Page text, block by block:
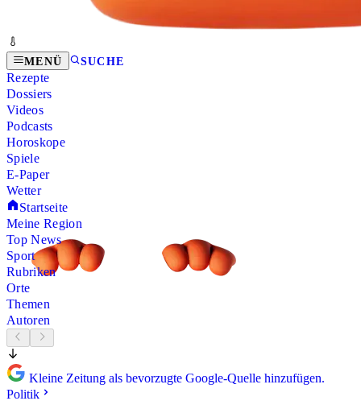
MENÜ SUCHE
Rezepte
Dossiers
Videos
Podcasts
Horoskope
Spiele
E-Paper
Wetter
Startseite
Meine Region
Top News
Sport
Rubriken
Orte
Themen
Autoren
Kleine Zeitung als bevorzugte Google-Quelle hinzufügen.
Politik